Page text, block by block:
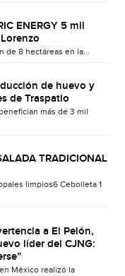
ENERGY 5 mil
de 8 hectáreas en la...
de huevo y
de Traspatio
más de 3 mil
TRADICIONAL
limpios6 Cebolleta 1
a El Pelón,
líder del CJNG:
México realizó la